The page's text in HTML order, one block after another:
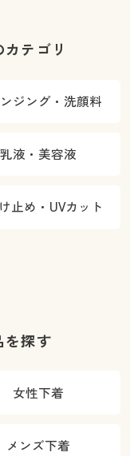
テゴリ
ジング・洗顔料
乳液・美容液
止め・UVカット
を探す
女性下着
メンズ下着